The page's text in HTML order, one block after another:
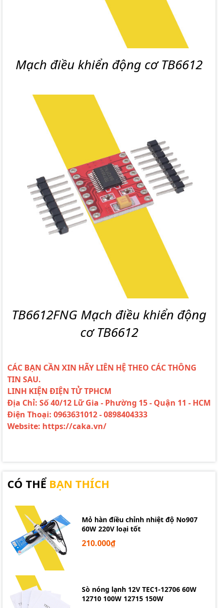
Mạch điều khiển động cơ TB6612
TB6612FNG Mạch điều khiển động
cơ TB6612
CÁC BẠN CẦN XIN HÃY LIÊN HỆ THEO CÁC THÔNG
TIN SAU.
LINH KIỆN ĐIỆN TỬ TPHCM
Địa Chỉ: Số 40/12 Lữ Gia - Phường 15 - Quận 11 - HCM
Điện Thoại: 0963631012 - 0898404333
Website: https://caka.vn/
CÓ THỂ BẠN THÍCH
Mỏ hàn điều chỉnh nhiệt độ No907
60W 220V loại tốt
210.000₫
Sò nóng lạnh 12V TEC1-12706 60W
12710 100W 12715 150W